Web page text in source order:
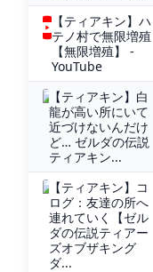
【ティアキン】ハ
テノ村で無限増殖
【無限増殖】 -
YouTube
【ティアキン】白
龍が高い所にいて
近づけないんだけ
ど… ゼルダの伝説
ティアキン...
【ティアキン】コ
ログ：友達の所へ
連れていく【ゼル
ダの伝説ティアー
ズオブザキング
ダ...